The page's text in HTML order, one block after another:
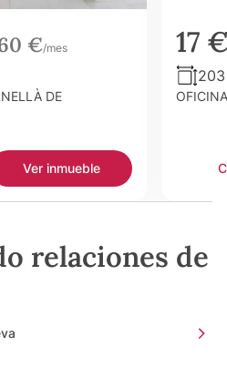
€/mes
DE
Ver inmueble
17
relaciones de